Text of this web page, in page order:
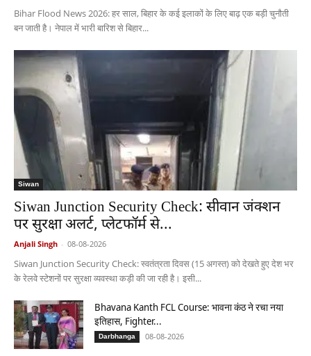
Bihar Flood News 2026: हर साल, बिहार के कई इलाकों के लिए बाढ़ एक बड़ी चुनौती
बन जाती है। नेपाल में भारी बारिश से बिहार...
Siwan
Siwan Junction Security Check: सीवान जंक्शन
पर सुरक्षा अलर्ट, प्लेटफॉर्म से...
Anjali Singh - 08-08-2026
Siwan Junction Security Check: स्वतंत्रता दिवस (15 अगस्त) को देखते हुए देश भर
के रेलवे स्टेशनों पर सुरक्षा व्यवस्था कड़ी की जा रही है। इसी...
Bhavana Kanth FCL Course: भावना कंठ ने रचा नया
इतिहास, Fighter...
Darbhanga 08-08-2026